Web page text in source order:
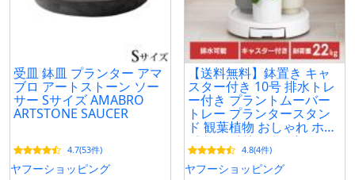
受皿 鉢皿 プランター アマ
ブロ アートストーン ソー
サー Sサイズ AMABRO
ARTSTONE SAUCER
4.7(53件)
ヤフーショッピング
【送料無料】鉢置き キャ
スター付き 10号 排水トレ
ー付き プラントムーバー
トレー プランタースタン
ド 観葉植物 おしゃれ ホワ
イト アイリスオーヤマ
RHT-30 4.8(4件)
ヤフーショッピング